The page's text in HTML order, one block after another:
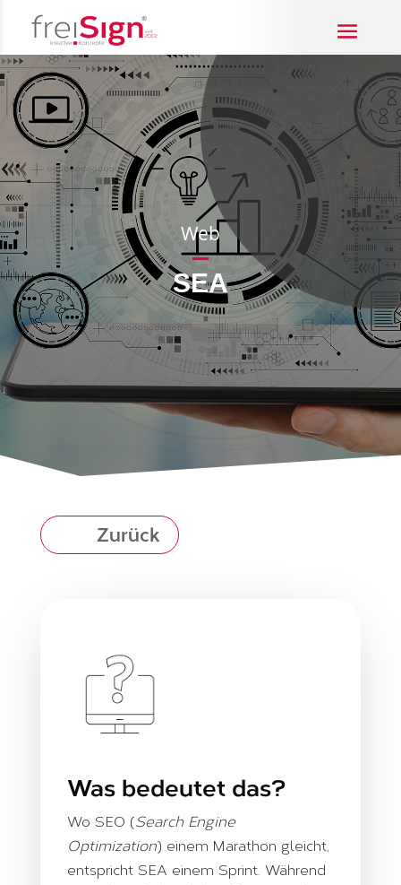
Web
SEA
Zurück
Was bedeutet das?
Wo SEO (Search Engine
Optimization) einem Marathon gleicht,
entspricht SEA einem Sprint. Während